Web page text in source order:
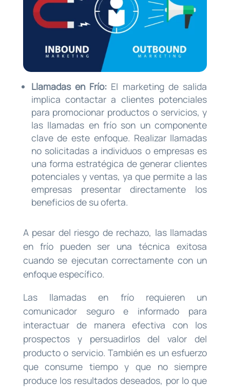
Llamadas en Frío: El marketing de salida
implica contactar a clientes potenciales
para promocionar productos o servicios, y
las llamadas en frío son un componente
clave de este enfoque. Realizar llamadas
no solicitadas a individuos o empresas es
una forma estratégica de generar clientes
potenciales y ventas, ya que permite a las
empresas presentar directamente los
beneficios de su oferta.
A pesar del riesgo de rechazo, las llamadas
en frío pueden ser una técnica exitosa
cuando se ejecutan correctamente con un
enfoque específico.
Las llamadas en frío requieren un
comunicador seguro e informado para
interactuar de manera efectiva con los
prospectos y persuadirlos del valor del
producto o servicio. También es un esfuerzo
que consume tiempo y que no siempre
produce los resultados deseados, por lo que